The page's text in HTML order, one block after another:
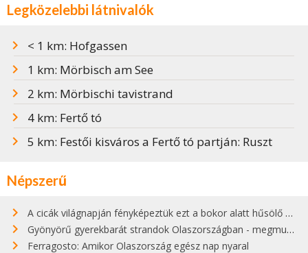
Legközelebbi látnivalók
< 1 km: Hofgassen
1 km: Mörbisch am See
2 km: Mörbischi tavistrand
4 km: Fertő tó
5 km: Festői kisváros a Fertő tó partján: Ruszt
Népszerű
A cicák világnapján fényképeztük ezt a bokor alatt hűsölő cicát Kisorosziban
Gyönyörű gyerekbarát strandok Olaszországban - megmutatjuk a 15 legjobbat
Ferragosto: Amikor Olaszország egész nap nyaral